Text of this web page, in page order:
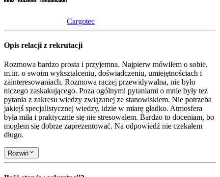
Cargotec
Opis relacji z rekrutacji
Rozmowa bardzo prosta i przyjemna. Najpierw mówiłem o sobie,
m.in. o swoim wykształceniu, doświadczeniu, umiejętnościach i
zainteresowaniach. Rozmowa raczej przewidywalna, nie było
niczego zaskakującego. Poza ogólnymi pytaniami o mnie były też
pytania z zakresu wiedzy związanej ze stanowiskiem. Nie potrzeba
jakiejś specjalistycznej wiedzy, idzie w miarę gładko. Atmosfera
była miła i praktycznie się nie stresowałem. Bardzo to doceniam, bo
mogłem się dobrze zaprezentować. Na odpowiedź nie czekałem
długo.
Rozwiń